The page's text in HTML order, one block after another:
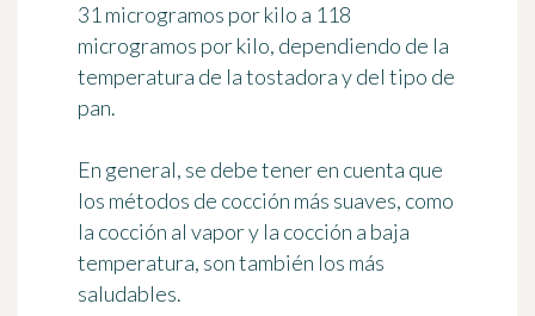
31 microgramos por kilo a 118
microgramos por kilo, dependiendo de la
temperatura de la tostadora y del tipo de
pan.
En general, se debe tener en cuenta que
los métodos de cocción más suaves, como
la cocción al vapor y la cocción a baja
temperatura, son también los más
saludables.